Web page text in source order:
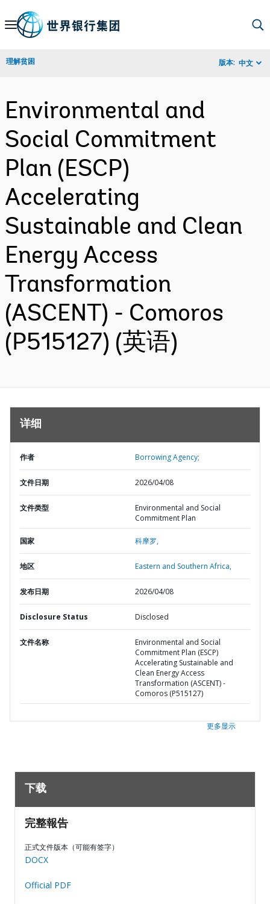
Skip
Navigation
理解贫困 版本: 中文
Environmental and
Social Commitment
Plan (ESCP)
Accelerating
Sustainable and Clean
Energy Access
Transformation
(ASCENT) - Comoros
(P515127) (英语)
详细
作者 Borrowing Agency;
文件日期 2026/04/08
文件类型
Environmental and Social
Commitment Plan
国家 科摩罗,
地区 Eastern and Southern Africa,
发布日期 2026/04/08
Disclosure Status Disclosed
文件名称
Environmental and Social
Commitment Plan (ESCP)
Accelerating Sustainable and
Clean Energy Access
Transformation (ASCENT) -
Comoros (P515127)
更多显示
下载
完整報告
正式文件版本（可能有签字）
DOCX
Official PDF